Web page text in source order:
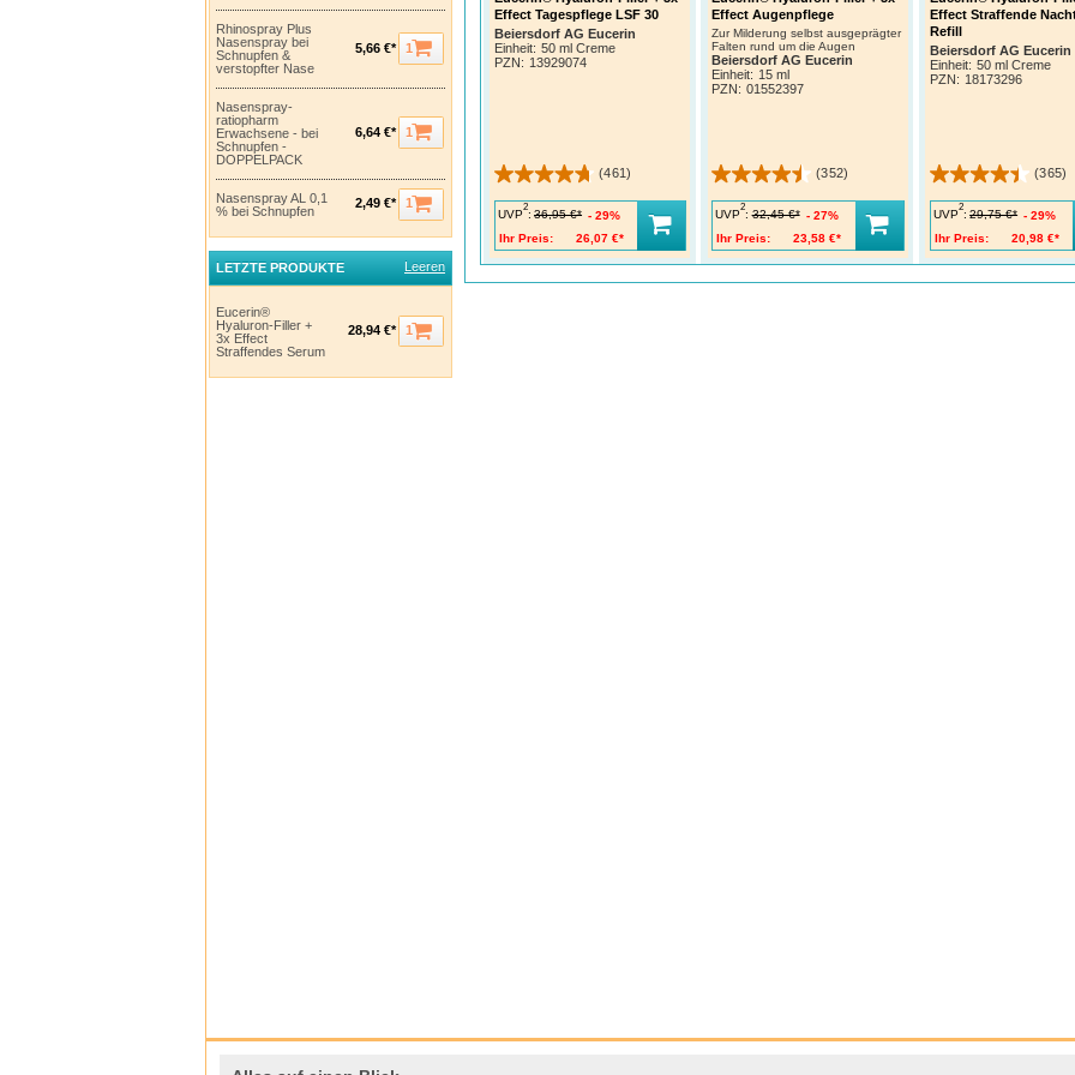
Effect Tagespflege LSF 30
Beiersdorf AG Eucerin
Einheit: 50 ml Creme
PZN: 13929074
(461)
UVP
2
: 36,95 €*
Ihr Preis:
26,07 €*
29%
Effect Augenpflege
Zur Milderung selbst ausgeprägter
Falten rund um die Augen
Beiersdorf AG Eucerin
Einheit: 15 ml
PZN: 01552397
(352)
UVP
2
: 32,45 €*
Ihr Preis:
23,58 €*
27%
Effect Straffende
Refill
Beiersdorf AG Eucerin
Einheit: 50 ml Creme
PZN: 18173296
(365)
UVP
2
: 29,75 €*
Ihr Preis:
20,98 €*
29%
Rhinospray Plus
Nasenspray bei
Schnupfen &
verstopfter Nase
5,66 €* 1
Nasenspray-
ratiopharm
Erwachsene - bei
Schnupfen -
DOPPELPACK
6,64 €* 1
Nasenspray AL 0,1
% bei Schnupfen
2,49 €* 1
LETZTE PRODUKTE Leeren
Eucerin®
Hyaluron-Filler +
3x Effect
Straffendes Serum
28,94 €* 1